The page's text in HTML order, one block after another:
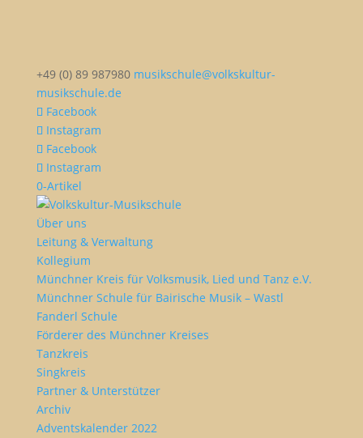
+49 (0) 89 987980 musikschule@volkskultur-
musikschule.de
Facebook
Instagram
Facebook
Instagram
0-Artikel
Über uns
Leitung & Verwaltung
Kollegium
Münchner Kreis für Volksmusik, Lied und Tanz e.V.
Münchner Schule für Bairische Musik – Wastl
Fanderl Schule
Förderer des Münchner Kreises
Tanzkreis
Singkreis
Partner & Unterstützer
Archiv
Adventskalender 2022